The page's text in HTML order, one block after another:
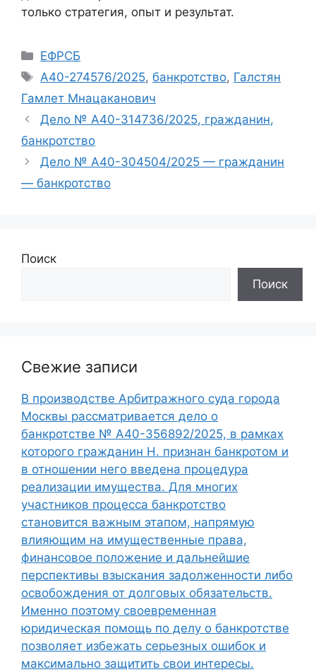
только стратегия, опыт и результат.
Рубрики
ЕФРСБ
Метки
А40-274576/2025,банкротство, Галстян
Гамлет Мнацаканович
Дело № А40-314736/2025, гражданин,
банкротство
Дело № А40-304504/2025 — гражданин
— банкротство
Поиск
Поиск
Свежие записи
В производстве Арбитражного суда города
Москвы рассматривается дело о
банкротстве № А40-356892/2025, в рамках
которого гражданин Н. признан банкротом и
в отношении него введена процедура
реализации имущества. Для многих
участников процесса банкротство
становится важным этапом, напрямую
влияющим на имущественные права,
финансовое положение и дальнейшие
перспективы взыскания задолженности либо
освобождения от долговых обязательств.
Именно поэтому своевременная
юридическая помощь по делу о банкротстве
позволяет избежать серьезных ошибок и
максимально защитить свои интересы.